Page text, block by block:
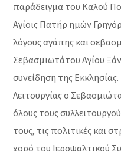
παράδειγμα του Καλού
Αγίοις Πατήρ ημών
λόγους αγάπης και
Σεβασμιωτάτου Αγίου
συνείδηση της
Λειτουργίας ο
όλους τους
τους, τις πολιτικές και
χορό του Ιεροψαλτικού